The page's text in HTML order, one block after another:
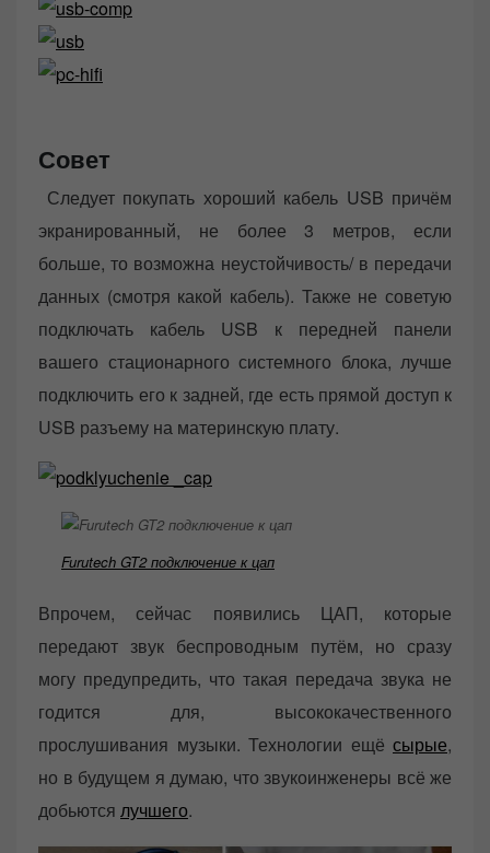
Совет
Следует покупать хороший кабель USB причём
экранированный, не более 3 метров, если
больше, то возможна неустойчивость/ в передачи
данных (cмотря какой кабель). Также не советую
подключать кабель USB к передней панели
вашего стационарного системного блока, лучше
подключить его к задней, где есть прямой доступ к
USB разъему на материнскую плату.
Furutech GT2 подключение к цап
Впрочем, сейчас появились ЦАП, которые
передают звук беспроводным путём, но сразу
могу предупредить, что такая передача звука не
годится для, высококачественного
прослушивания музыки. Технологии ещё сырые,
но в будущем я думаю, что звукоинженеры всё же
добьются лучшего.